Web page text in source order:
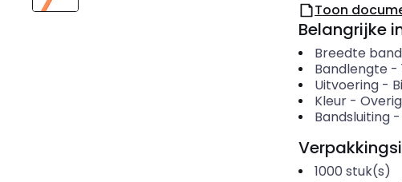
Toon
Belangrijke
Breedte band
Bandlengte -
Uitvoering-
Kleur- Overig
Bandsluiting-
1000 stuk(s)